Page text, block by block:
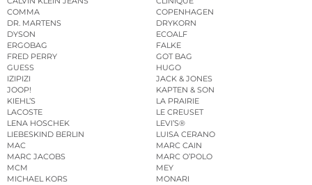
COMMA
COPENHAGEN
DR. MARTENS
DRYKORN
DYSON
ECOALF
ERGOBAG
FALKE
FRED PERRY
GOT BAG
GUESS
HUGO
IZIPIZI
JACK & JONES
JOOP!
KAPTEN & SON
KIEHL’S
LA PRAIRIE
LACOSTE
LE CREUSET
LENA HOSCHEK
LEVI’S®
LIEBESKIND BERLIN
LUISA CERANO
MAC
MARC CAIN
MARC JACOBS
MARC O’POLO
MCM
MEY
MICHAEL KORS
MONARI